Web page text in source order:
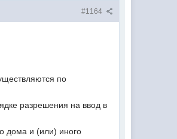
#1164
по
разрешения на ввод в
дома и (или) иного